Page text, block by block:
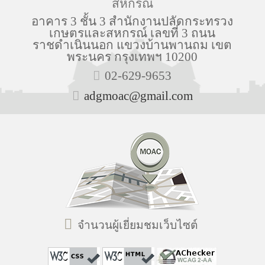
สหกรณ์
อาคาร 3 ชั้น 3 สำนักงานปลัดกระทรวง
เกษตรและสหกรณ์ เลขที่ 3 ถนน
ราชดำเนินนอก แขวงบ้านพานถม เขต
พระนคร กรุงเทพฯ 10200
02-629-9653
adgmoac@gmail.com
จำนวนผู้เยี่ยมชมเว็บไซต์